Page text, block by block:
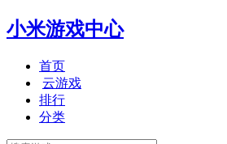
小米游戏中心
首页
云游戏
排行
分类